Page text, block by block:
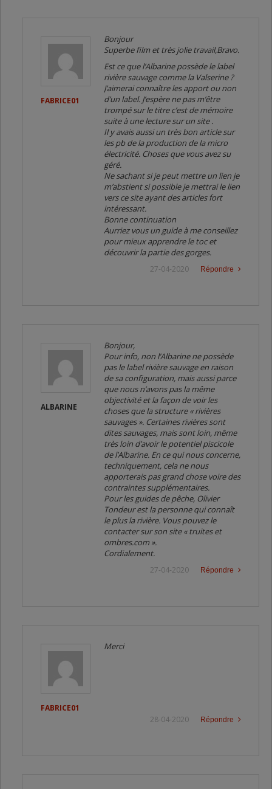
FABRICE01
Bonjour
Superbe film et très jolie travail,Bravo.
Est ce que l’Albarine possède le label
rivière sauvage comme la Valserine ?
J’aimerai connaître les apport ou non
d’un label. J’espère ne pas m’être
trompé sur le titre c’est de mémoire
suite à une lecture sur un site .
Il y avais aussi un très bon article sur
les pb de la production de la micro
électricité. Choses que vous avez su
géré.
Ne sachant si je peut mettre un lien je
m’abstient si possible je mettrai le lien
vers ce site ayant des articles fort
intéressant.
Bonne continuation
Aurriez vous un guide à me conseillez
pour mieux apprendre le toc et
découvrir la partie des gorges.
Répondre
27-04-2020
ALBARINE
Bonjour,
Pour info, non l’Albarine ne possède
pas le label rivière sauvage en raison
de sa configuration, mais aussi parce
que nous n’avons pas la même
objectivité et la façon de voir les
choses que la structure « rivières
sauvages ». Certaines rivières sont
dites sauvages, mais sont loin, même
très loin d’avoir le potentiel piscicole
de l’Albarine. En ce qui nous concerne,
techniquement, cela ne nous
apporterais pas grand chose voire des
contraintes supplémentaires.
Pour les guides de pêche, Olivier
Tondeur est la personne qui connaît
le plus la rivière. Vous pouvez le
contacter sur son site « truites et
ombres.com ».
Cordialement.
Répondre
27-04-2020
FABRICE01
Merci
Répondre
28-04-2020